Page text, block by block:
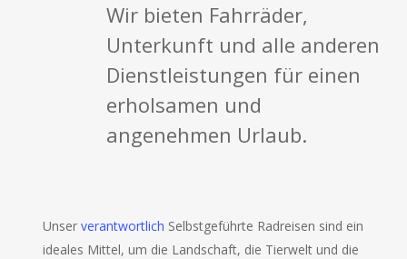
Wir bieten Fahrräder,
Unterkunft und alle anderen
Dienstleistungen für einen
erholsamen und
angenehmen Urlaub.
Unser verantwortlich Selbstgeführte Radreisen sind ein
ideales Mittel, um die Landschaft, die Tierwelt und die